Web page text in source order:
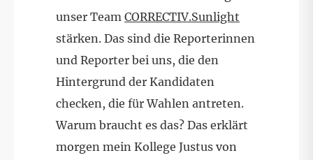
unser Team CORRECTIV.Sunlight
stärken. Das sind die Reporterinnen
und Reporter bei uns, die den
Hintergrund der Kandidaten
checken, die für Wahlen antreten.
Warum braucht es das? Das erklärt
morgen mein Kollege Justus von